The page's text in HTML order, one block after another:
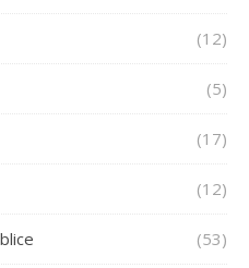
(12)
(5)
(17)
(12)
(53)